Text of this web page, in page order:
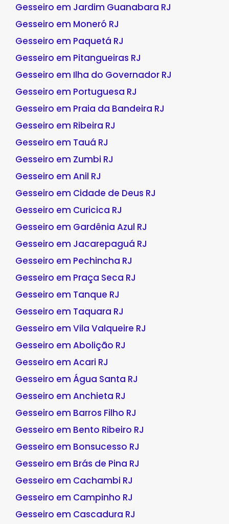
Gesseiro em Jardim Guanabara RJ
Gesseiro em Moneró RJ
Gesseiro em Paquetá RJ
Gesseiro em Pitangueiras RJ
Gesseiro em Ilha do Governador RJ
Gesseiro em Portuguesa RJ
Gesseiro em Praia da Bandeira RJ
Gesseiro em Ribeira RJ
Gesseiro em Tauá RJ
Gesseiro em Zumbi RJ
Gesseiro em Anil RJ
Gesseiro em Cidade de Deus RJ
Gesseiro em Curicica RJ
Gesseiro em Gardênia Azul RJ
Gesseiro em Jacarepaguá RJ
Gesseiro em Pechincha RJ
Gesseiro em Praça Seca RJ
Gesseiro em Tanque RJ
Gesseiro em Taquara RJ
Gesseiro em Vila Valqueire RJ
Gesseiro em Abolição RJ
Gesseiro em Acari RJ
Gesseiro em Água Santa RJ
Gesseiro em Anchieta RJ
Gesseiro em Barros Filho RJ
Gesseiro em Bento Ribeiro RJ
Gesseiro em Bonsucesso RJ
Gesseiro em Brás de Pina RJ
Gesseiro em Cachambi RJ
Gesseiro em Campinho RJ
Gesseiro em Cascadura RJ